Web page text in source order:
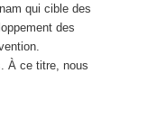
qui cible des
des
À ce titre, nous